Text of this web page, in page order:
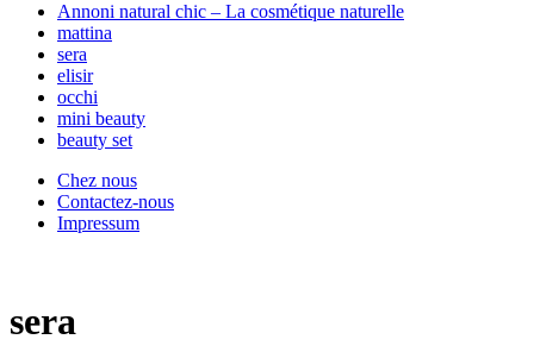
Annoni natural chic – La cosmétique naturelle
mattina
sera
elisir
occhi
mini beauty
beauty set
Chez nous
Contactez-nous
Impressum
sera